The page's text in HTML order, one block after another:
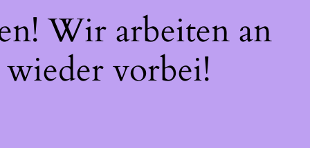
Wir arbeiten an
vorbei!